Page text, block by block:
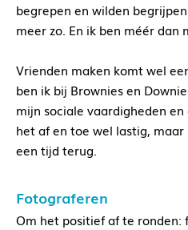
begrepen en wilden
meer zo. En ik ben méér dan
Vrienden maken komt wel
ben ik bij Brownies en
mijn sociale vaardigheden
het af en toe wel lastig,
een tijd terug.
Fotograferen
Om het positief af te ronden: